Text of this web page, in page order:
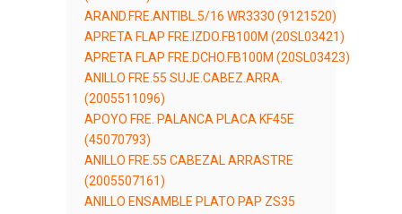
ARAND.FRE.ANTIBL.5/16 WR3330 (9121520)
APRETA FLAP FRE.IZDO.FB100M (20SL03421)
APRETA FLAP FRE.DCHO.FB100M (20SL03423)
ANILLO FRE.55 SUJE.CABEZ.ARRA.
(2005511096)
APOYO FRE. PALANCA PLACA KF45E
(45070793)
ANILLO FRE.55 CABEZAL ARRASTRE
(2005507161)
ANILLO ENSAMBLE PLATO PAP ZS35